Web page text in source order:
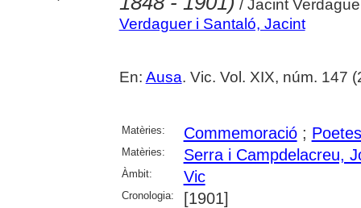
/ Jacint
Verdaguer i Santaló, Jacint
En: Ausa. Vic. Vol. XIX, núm. 147
Matèries: Commemoració; Poetes
Matèries: Serra i Campdelacreu,
Àmbit: Vic
Cronologia: [1901]